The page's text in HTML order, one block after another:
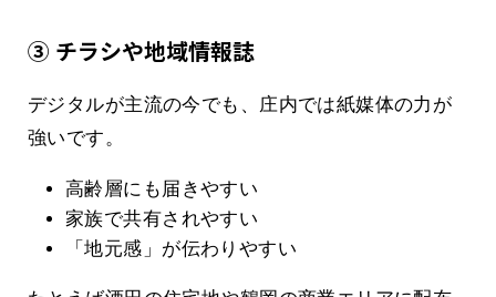
③ チラシや地域情報誌
デジタルが主流の今でも、庄内では紙媒体の力が
強いです。
高齢層にも届きやすい
家族で共有されやすい
「地元感」が伝わりやすい